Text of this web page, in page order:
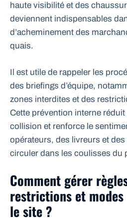
haute visibilité et des
deviennent indispensables
d’acheminement des
quais.
Il est utile de rappeler les
des briefings d’équipe,
zones interdites et des
Cette prévention interne
collision et renforce le
opérateurs, des livreurs et
circuler dans les coulisses du
Comment gérer
restrictions et
le site ?